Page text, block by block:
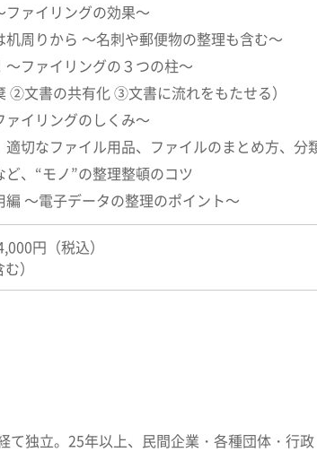
ファイリングの効果～
机周りから ～名刺や郵便物の整理も含む～
～ファイリングの３つの柱～
②文書の共有化 ③文書に流れをもたせる）
ァイリングのしくみ～
適切なファイル用品、ファイルのまとめ方、分
ど、“モノ”の整理整頓のコツ
編 ～電子データの整理のポイント～
円（税込）
）
独立。25年以上、民間企業・各種団体・行